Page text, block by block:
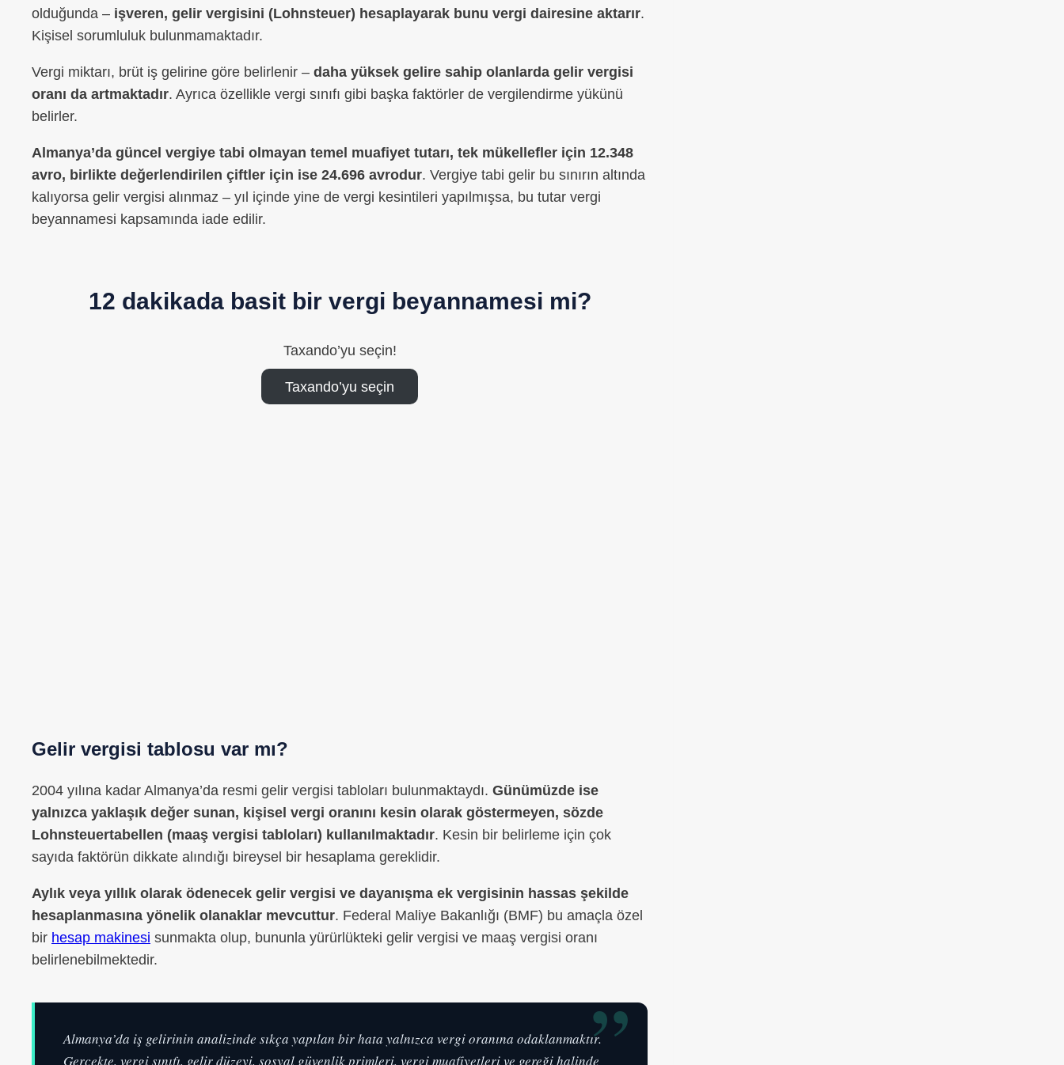
olduğunda – işveren, gelir vergisini (Lohnsteuer) hesaplayarak bunu vergi dairesine aktarır.
Kişisel sorumluluk bulunmamaktadır.
Vergi miktarı, brüt iş gelirine göre belirlenir – daha yüksek gelire sahip olanlarda gelir vergisi
oranı da artmaktadır. Ayrıca özellikle vergi sınıfı gibi başka faktörler de vergilendirme yükünü
belirler.
Almanya’da güncel vergiye tabi olmayan temel muafiyet tutarı, tek mükellefler için 12.348
avro, birlikte değerlendirilen çiftler için ise 24.696 avrodur. Vergiye tabi gelir bu sınırın altında
kalıyorsa gelir vergisi alınmaz – yıl içinde yine de vergi kesintileri yapılmışsa, bu tutar vergi
beyannamesi kapsamında iade edilir.
12 dakikada basit bir vergi beyannamesi mi?
Taxando’yu seçin!
Taxando’yu seçin
Gelir vergisi tablosu var mı?
2004 yılına kadar Almanya’da resmi gelir vergisi tabloları bulunmaktaydı. Günümüzde ise
yalnızca yaklaşık değer sunan, kişisel vergi oranını kesin olarak göstermeyen, sözde
Lohnsteuertabellen (maaş vergisi tabloları) kullanılmaktadır. Kesin bir belirleme için çok
sayıda faktörün dikkate alındığı bireysel bir hesaplama gereklidir.
Aylık veya yıllık olarak ödenecek gelir vergisi ve dayanışma ek vergisinin hassas şekilde
hesaplanmasına yönelik olanaklar mevcuttur. Federal Maliye Bakanlığı (BMF) bu amaçla özel
bir hesap makinesi sunmakta olup, bununla yürürlükteki gelir vergisi ve maaş vergisi oranı
belirlenebilmektedir.
”
Almanya’da iş gelirinin analizinde sıkça yapılan bir hata yalnızca vergi oranına odaklanmaktır.
Gerçekte, vergi sınıfı, gelir düzeyi, sosyal güvenlik primleri, vergi muafiyetleri ve gereği halinde